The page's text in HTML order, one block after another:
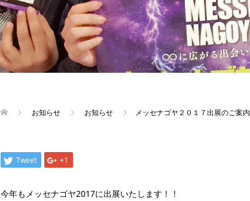
お知らせ お知らせ メッセナゴヤ２０１７出展のご案内
Tweet +1
今年もメッセナゴヤ2017に出展いたします！！